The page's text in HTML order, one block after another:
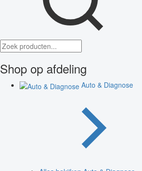
Shop op afdeling
Auto & Diagnose